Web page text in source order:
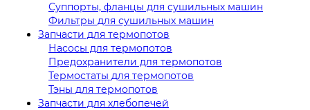
Суппорты, фланцы для сушильных машин
Фильтры для сушильных машин
Запчасти для термопотов
Насосы для термопотов
Предохранители для термопотов
Термостаты для термопотов
Тэны для термопотов
Запчасти для хлебопечей